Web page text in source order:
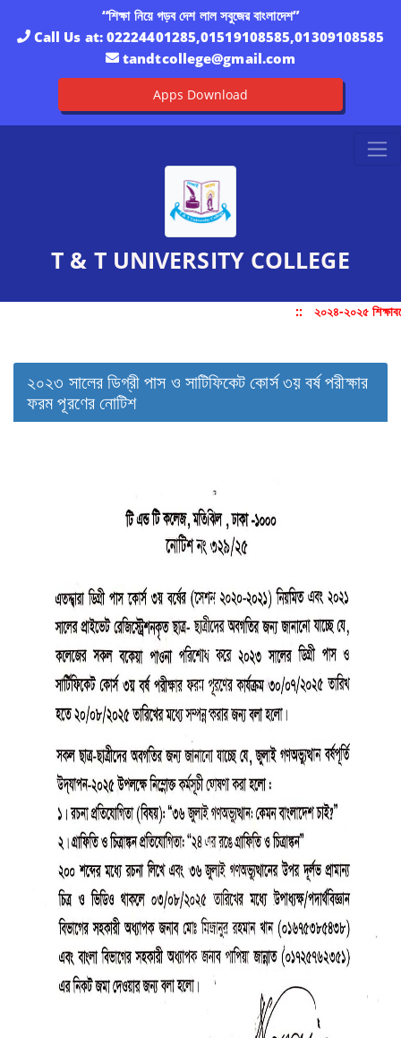
“শিক্ষা নিয়ে গড়ব দেশ লাল সবুজের বাংলাদেশ”
Call Us at: 02224401285,01519108585,01309108585
tandtcollege@gmail.com
Apps Download
T & T UNIVERSITY COLLEGE
:: ২০২৪-২০২৫
২০২৩ সালের ডিগ্রী পাস ও সাটিফিকেট কোর্স ৩য় বর্ষ পরীক্ষার
ফরম পূরণের নোটিশ